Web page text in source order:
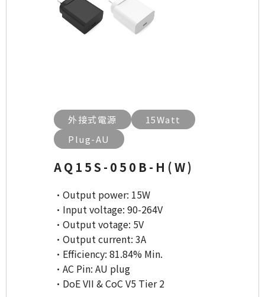
外接式電源
15Watt
Plug-AU
AQ15S-050B-H(W)
·Output power: 15W
·Input voltage: 90-264V
·Output votage: 5V
·Output current: 3A
·Efficiency: 81.84% Min.
·AC Pin: AU plug
·DoE VII & CoC V5 Tier 2